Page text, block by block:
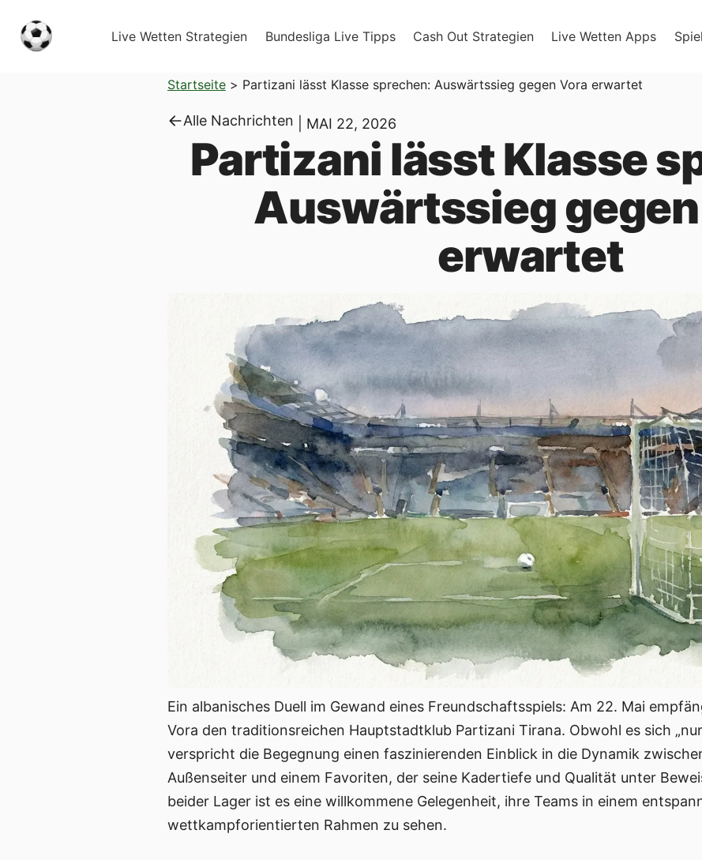
Live Wetten Strategien Bundesliga Live Tipps Cash Out Strategien Live Wetten Apps
Startseite > Partizani lässt Klasse sprechen: Auswärtssieg gegen Vora erwartet
Alle Nachrichten MAI 22, 2026
Partizani lässt Klasse
Auswärtssieg
erwartet
Ein albanisches Duell im Gewand eines Freundschaftsspiels: Am 22. Mai
Vora den traditionsreichen Hauptstadtklub Partizani Tirana. Obwohl es sich
verspricht die Begegnung einen faszinierenden Einblick in die Dynamik
Außenseiter und einem Favoriten, der seine Kadertiefe und Qualität unter
beider Lager ist es eine willkommene Gelegenheit, ihre Teams in einem
wettkampforientierten Rahmen zu sehen.